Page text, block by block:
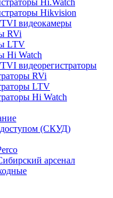
Hi.Watch
Hikvision
видеокамеры
RVi
LTV
Hi Watch
видеорегистраторы
RVi
LTV
Hi Watch
доступом (СКУД)
арсенал